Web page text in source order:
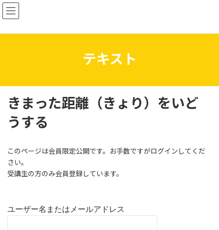
コ
ン
ン
ナ
ビ
ー
テキスト
きまった距離（きょり）をいど
うする
このページは会員限定公開です。お手数ですがログインしてくだ
さい。
受講生の方のみ会員登録しています。
ユーザー名またはメールアドレス